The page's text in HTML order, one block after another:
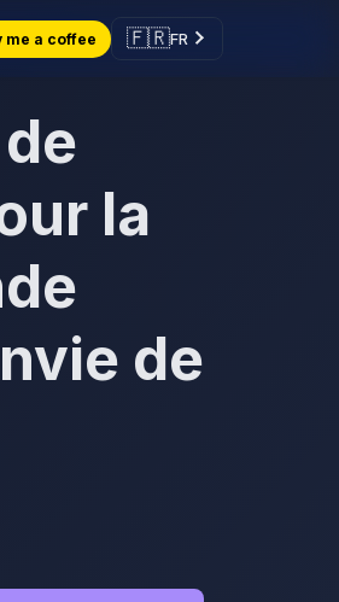
me a coffee 🇫🇷FR
la
de